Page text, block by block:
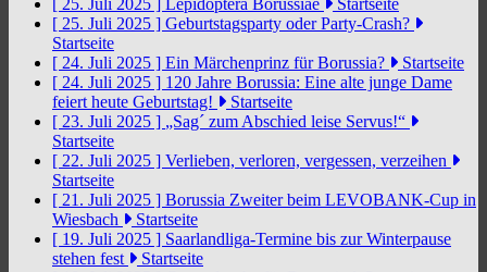
[ 25. Juli 2025 ] Lepidoptera Borussiae
Startseite
[ 25. Juli 2025 ] Geburtstagsparty oder Party-Crash?
Startseite
[ 24. Juli 2025 ] Ein Märchenprinz für Borussia?
Startseite
[ 24. Juli 2025 ] 120 Jahre Borussia: Eine alte junge Dame
feiert heute Geburtstag!
Startseite
[ 23. Juli 2025 ] „Sag´ zum Abschied leise Servus!“
Startseite
[ 22. Juli 2025 ] Verlieben, verloren, vergessen, verzeihen
Startseite
[ 21. Juli 2025 ] Borussia Zweiter beim LEVOBANK-Cup in
Wiesbach
Startseite
[ 19. Juli 2025 ] Saarlandliga-Termine bis zur Winterpause
stehen fest
Startseite